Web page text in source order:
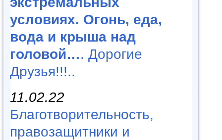
условиях. Огонь, еда,
вода и крыша над
головой…. Дорогие
Друзья!!!..
11.02.22
Благотворительность,
правозащитники и